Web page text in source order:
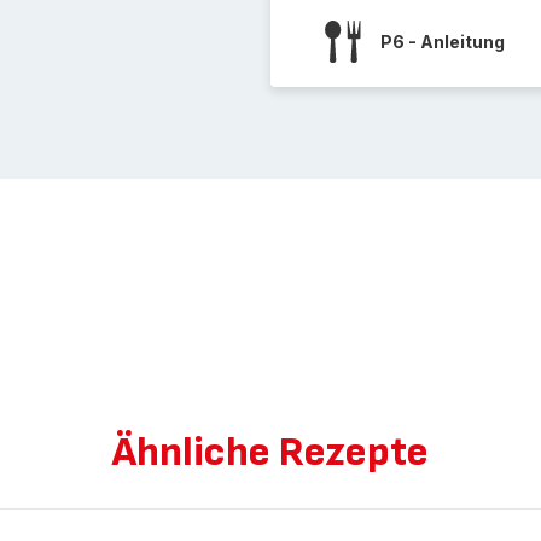
P6 - Anleitung
Ähnliche Rezepte